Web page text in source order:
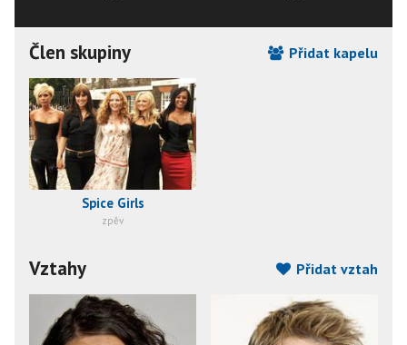
Člen skupiny Přidat kapelu
Spice Girls
zpěv
Vztahy Přidat vztah